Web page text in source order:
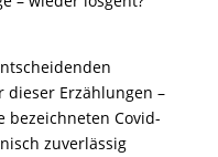
dieser Erzählungen –
bezeichneten Covid-
zuverlässig